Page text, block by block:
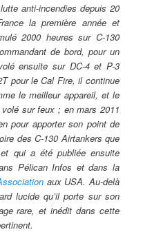
anti-incendies depuis 20
la première année et
2000 heures sur C-130
de bord, pour un
ensuite sur DC-4 et P-3
pour le Cal Fire, il continue
le meilleur appareil, et le
sur feux ; en mars 2011
pour apporter son point de
des C-130 Airtankers que
qui a été publiée ensuite
Pélican Infos et dans la
aux USA. Au-delà
lucide qu’il porte sur son
rare, et inédit dans cette